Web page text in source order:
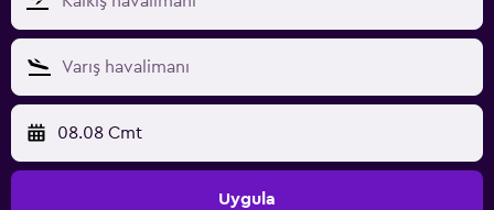
08.08 Cmt
Uygula